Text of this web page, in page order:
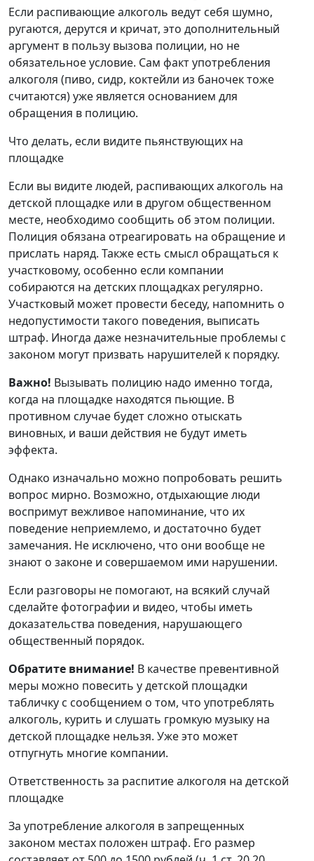
Если распивающие алкоголь ведут себя шумно,
ругаются, дерутся и кричат, это дополнительный
аргумент в пользу вызова полиции, но не
обязательное условие. Сам факт употребления
алкоголя (пиво, сидр, коктейли из баночек тоже
считаются) уже является основанием для
обращения в полицию.
Что делать, если видите пьянствующих на
площадке
Если вы видите людей, распивающих алкоголь на
детской площадке или в другом общественном
месте, необходимо сообщить об этом полиции.
Полиция обязана отреагировать на обращение и
прислать наряд. Также есть смысл обращаться к
участковому, особенно если компании
собираются на детских площадках регулярно.
Участковый может провести беседу, напомнить о
недопустимости такого поведения, выписать
штраф. Иногда даже незначительные проблемы с
законом могут призвать нарушителей к порядку.
Важно! Вызывать полицию надо именно тогда,
когда на площадке находятся пьющие. В
противном случае будет сложно отыскать
виновных, и ваши действия не будут иметь
эффекта.
Однако изначально можно попробовать решить
вопрос мирно. Возможно, отдыхающие люди
воспримут вежливое напоминание, что их
поведение неприемлемо, и достаточно будет
замечания. Не исключено, что они вообще не
знают о законе и совершаемом ими нарушении.
Если разговоры не помогают, на всякий случай
сделайте фотографии и видео, чтобы иметь
доказательства поведения, нарушающего
общественный порядок.
Обратите внимание! В качестве превентивной
меры можно повесить у детской площадки
табличку с сообщением о том, что употреблять
алкоголь, курить и слушать громкую музыку на
детской площадке нельзя. Уже это может
отпугнуть многие компании.
Ответственность за распитие алкоголя на детской
площадке
За употребление алкоголя в запрещенных
законом местах положен штраф. Его размер